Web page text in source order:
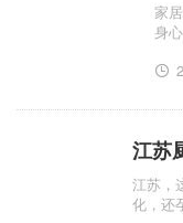
家
身
探
江苏，
化，还